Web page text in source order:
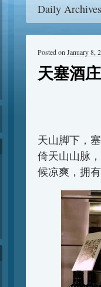
Daily
天塞酒
Posted on January 8,
天山脚下，
倚天山山脉
候凉爽，拥